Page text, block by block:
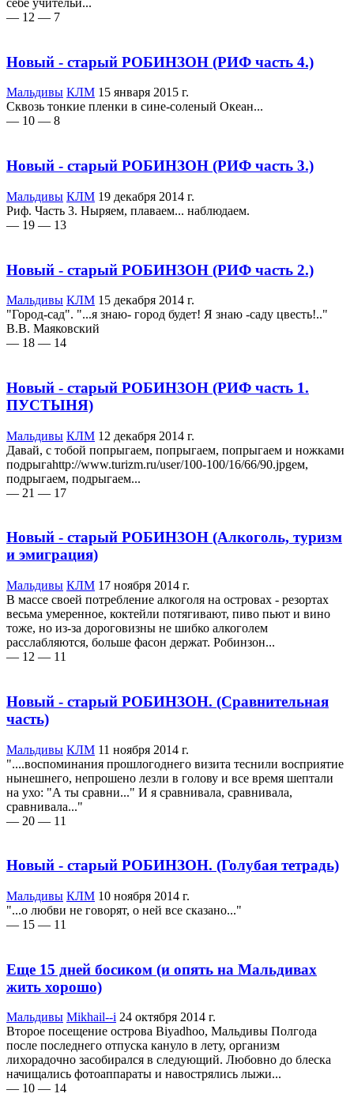
себе учительи...
— 12 — 7
Новый - старый РОБИНЗОН (РИФ часть 4.)
Мальдивы КЛМ 15 января 2015 г.
Сквозь тонкие пленки в сине-соленый Океан...
— 10 — 8
Новый - старый РОБИНЗОН (РИФ часть 3.)
Мальдивы КЛМ 19 декабря 2014 г.
Риф. Часть 3. Ныряем, плаваем... наблюдаем.
— 19 — 13
Новый - старый РОБИНЗОН (РИФ часть 2.)
Мальдивы КЛМ 15 декабря 2014 г.
"Город-сад". "...я знаю- город будет! Я знаю -саду цвесть!.."
В.В. Маяковский
— 18 — 14
Новый - старый РОБИНЗОН (РИФ часть 1.
ПУСТЫНЯ)
Мальдивы КЛМ 12 декабря 2014 г.
Давай, с тобой попрыгаем, попрыгаем, попрыгаем и ножками
подрыгаhttp://www.turizm.ru/user/100-100/16/66/90.jpgем,
подрыгаем, подрыгаем...
— 21 — 17
Новый - старый РОБИНЗОН (Алкоголь, туризм
и эмиграция)
Мальдивы КЛМ 17 ноября 2014 г.
В массе своей потребление алкоголя на островах - резортах
весьма умеренное, коктейли потягивают, пиво пьют и вино
тоже, но из-за дороговизны не шибко алкоголем
расслабляются, больше фасон держат. Робинзон...
— 12 — 11
Новый - старый РОБИНЗОН. (Сравнительная
часть)
Мальдивы КЛМ 11 ноября 2014 г.
"....воспоминания прошлогоднего визита теснили восприятие
нынешнего, непрошено лезли в голову и все время шептали
на ухо: "А ты сравни..." И я сравнивала, сравнивала,
сравнивала..."
— 20 — 11
Новый - старый РОБИНЗОН. (Голубая тетрадь)
Мальдивы КЛМ 10 ноября 2014 г.
"...о любви не говорят, о ней все сказано..."
— 15 — 11
Еще 15 дней босиком (и опять на Мальдивах
жить хорошо)
Мальдивы Mikhail--i 24 октября 2014 г.
Второе посещение острова Biyadhoo, Мальдивы Полгода
после последнего отпуска кануло в лету, организм
лихорадочно засобирался в следующий. Любовно до блеска
начищались фотоаппараты и навострялись лыжи...
— 10 — 14